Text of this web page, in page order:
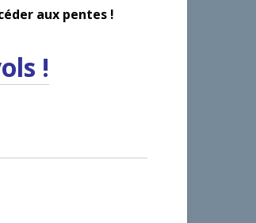
aux pentes !
!